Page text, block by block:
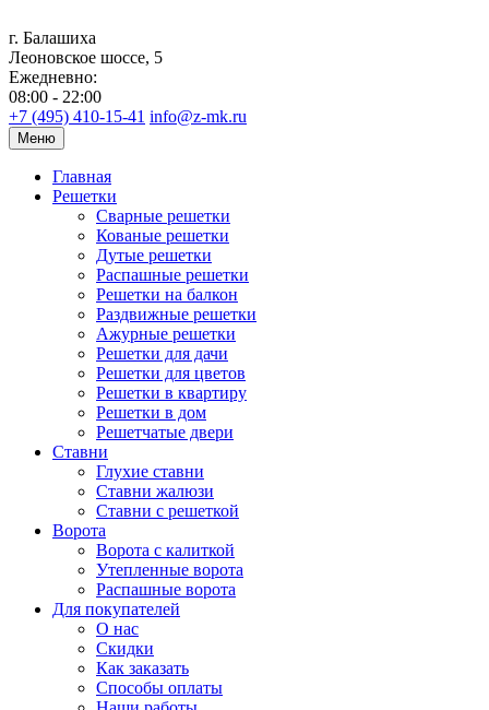
г. Балашиха
Леоновское шоссе, 5
Ежедневно:
08:00 - 22:00
+7 (495) 410-15-41 info@z-mk.ru
Меню
Главная
Решетки
Сварные решетки
Кованые решетки
Дутые решетки
Распашные решетки
Решетки на балкон
Раздвижные решетки
Ажурные решетки
Решетки для дачи
Решетки для цветов
Решетки в квартиру
Решетки в дом
Решетчатые двери
Ставни
Глухие ставни
Ставни жалюзи
Ставни с решеткой
Ворота
Ворота с калиткой
Утепленные ворота
Распашные ворота
Для покупателей
О нас
Скидки
Как заказать
Способы оплаты